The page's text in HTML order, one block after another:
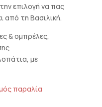
επιλογή να πας
από τη Βασιλική.
& ομπρέλες,
με